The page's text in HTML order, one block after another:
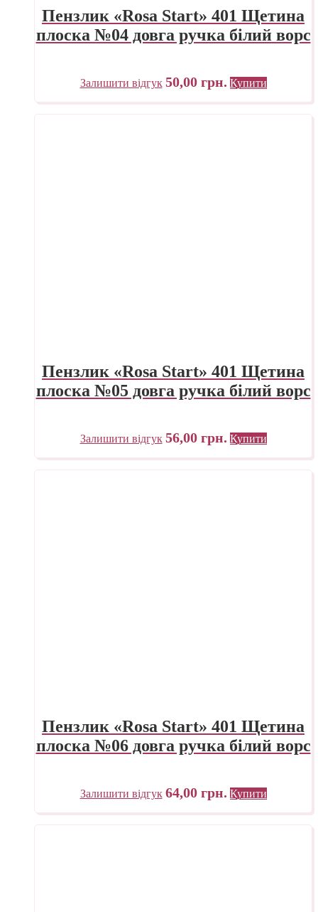
Пензлик «Rosa Start» 401 Щетина
плоска №04 довга ручка білий ворс
Залишити відгук 50,00 грн. Купити
Пензлик «Rosa Start» 401 Щетина
плоска №05 довга ручка білий ворс
Залишити відгук 56,00 грн. Купити
Пензлик «Rosa Start» 401 Щетина
плоска №06 довга ручка білий ворс
Залишити відгук 64,00 грн. Купити